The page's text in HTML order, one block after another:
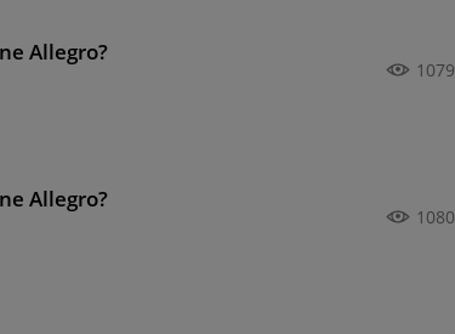
Allegro?
1079
Allegro?
1080